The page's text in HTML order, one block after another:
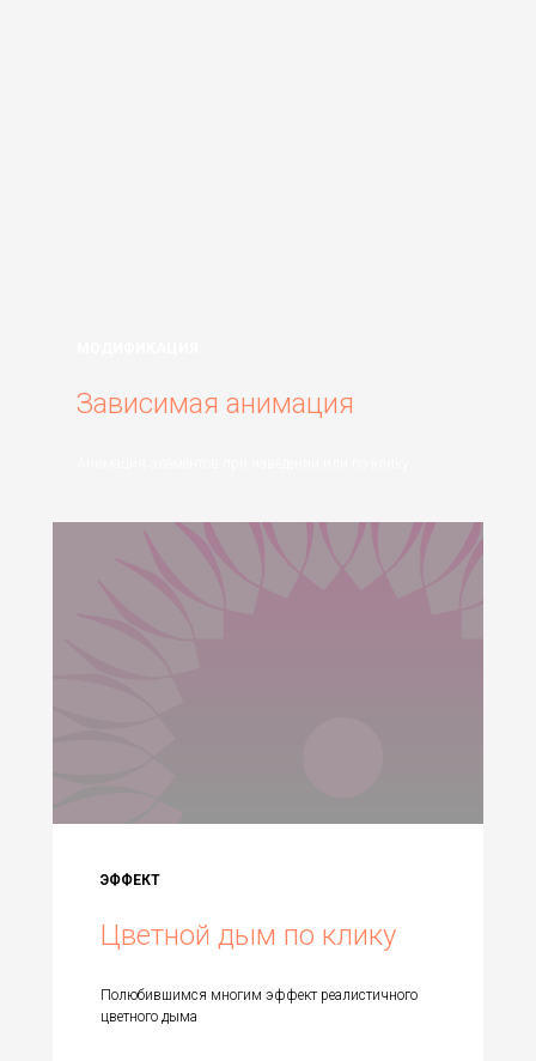
Зависимая анимация
ЭФФЕКТ
Цветной дым по клику
Полюбившимся многим эффект реалистичного
цветного дыма